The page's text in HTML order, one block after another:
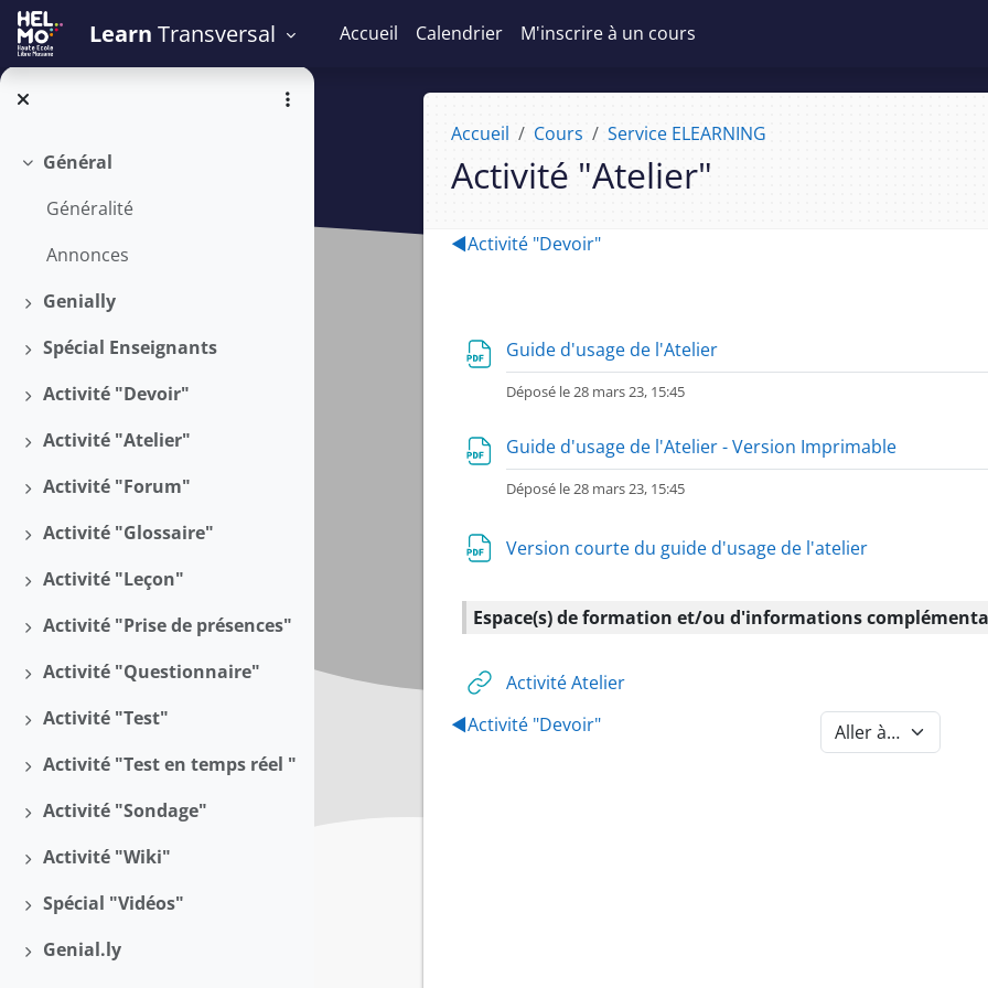
Passer au contenu principal
Learn Transversal Accueil Calendrier M'inscrire à un cours
Replier
Général
Généralité
Annonces
Déplier
Genially
Déplier
Spécial Enseignants
Déplier
Activité "Devoir"
Déplier
Activité "Atelier"
Déplier
Activité "Forum"
Déplier
Activité "Glossaire"
Déplier
Activité "Leçon"
Déplier
Activité "Prise de présences"
Déplier
Activité "Questionnaire"
Déplier
Activité "Test"
Déplier
Activité "Test en temps réel "
Déplier
Activité "Sondage"
Déplier
Activité "Wiki"
Déplier
Spécial "Vidéos"
Déplier
Genial.ly
Accueil Cours Service ELEARNING
Activité "Atelier"
Section : Activité "Atelier" | eLg
◀︎Activité "Devoir"
Guide d'usage de l'Atelier
Déposé le 28 mars 23, 15:45
Guide d'usage de l'Atelier - Version Imprimable
Déposé le 28 mars 23, 15:45
Version courte du guide d'usage de l'atelier
Espace(s) de formation et/ou d'informations
Activité AtelierURL
◀︎Activité "Devoir"
Aller à la section